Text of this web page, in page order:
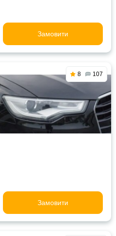
Замовити
8 107
Замовити